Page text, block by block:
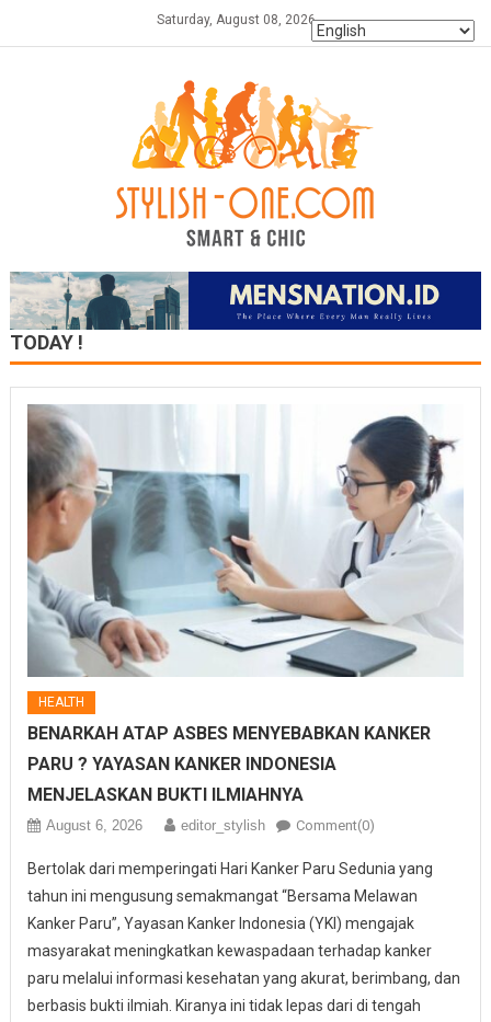
Saturday, August 08, 2026
TODAY !
HEALTH
BENARKAH ATAP ASBES MENYEBABKAN KANKER
PARU ? YAYASAN KANKER INDONESIA
MENJELASKAN BUKTI ILMIAHNYA
August 6, 2026 editor_stylish Comment(0)
Bertolak dari memperingati Hari Kanker Paru Sedunia yang
tahun ini mengusung semakmangat “Bersama Melawan
Kanker Paru”, Yayasan Kanker Indonesia (YKI) mengajak
masyarakat meningkatkan kewaspadaan terhadap kanker
paru melalui informasi kesehatan yang akurat, berimbang, dan
berbasis bukti ilmiah. Kiranya ini tidak lepas dari di tengah